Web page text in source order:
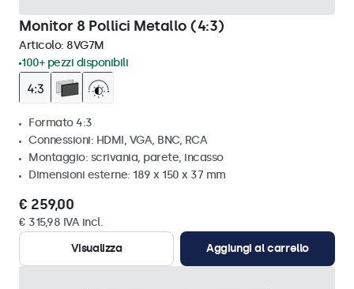
Monitor 8 Pollici Metallo (4:3)
Articolo: 8VG7M
100+ pezzi disponibili
Formato 4:3
Connessioni: HDMI, VGA, BNC, RCA
Montaggio: scrivania, parete, incasso
Dimensioni esterne: 189 x 150 x 37 mm
€ 259,00
€ 315,98 IVA incl.
Visualizza
Aggiungi al carrello